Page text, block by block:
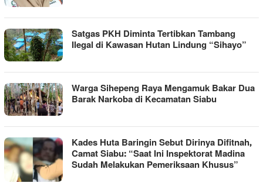
Satgas PKH Diminta Tertibkan Tambang
Ilegal di Kawasan Hutan Lindung “Sihayo”
Warga Sihepeng Raya Mengamuk Bakar Dua
Barak Narkoba di Kecamatan Siabu
Kades Huta Baringin Sebut Dirinya Difitnah,
Camat Siabu: “Saat Ini Inspektorat Madina
Sudah Melakukan Pemeriksaan Khusus”